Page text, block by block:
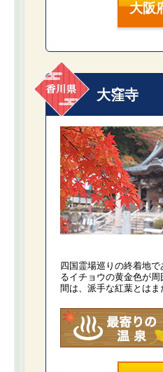
大阪
大窪寺
四国霊場巡りの終着地
るイチョウの黄金色が
間は、派手な紅葉とはま